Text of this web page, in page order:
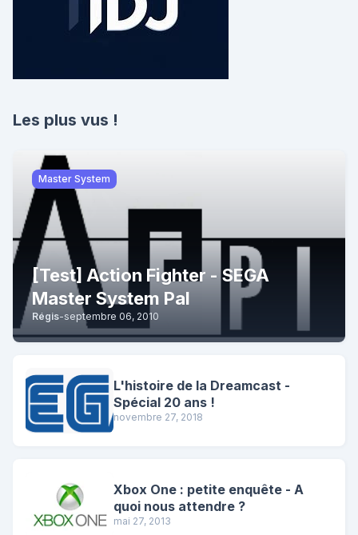
Les plus vus !
Master System
[Test] Action Fighter - SEGA
Master System Pal
Régis-septembre 06, 2010
L'histoire de la Dreamcast -
Spécial 20 ans !
novembre 27, 2018
Xbox One : petite enquête - A
quoi nous attendre ?
mai 27, 2013